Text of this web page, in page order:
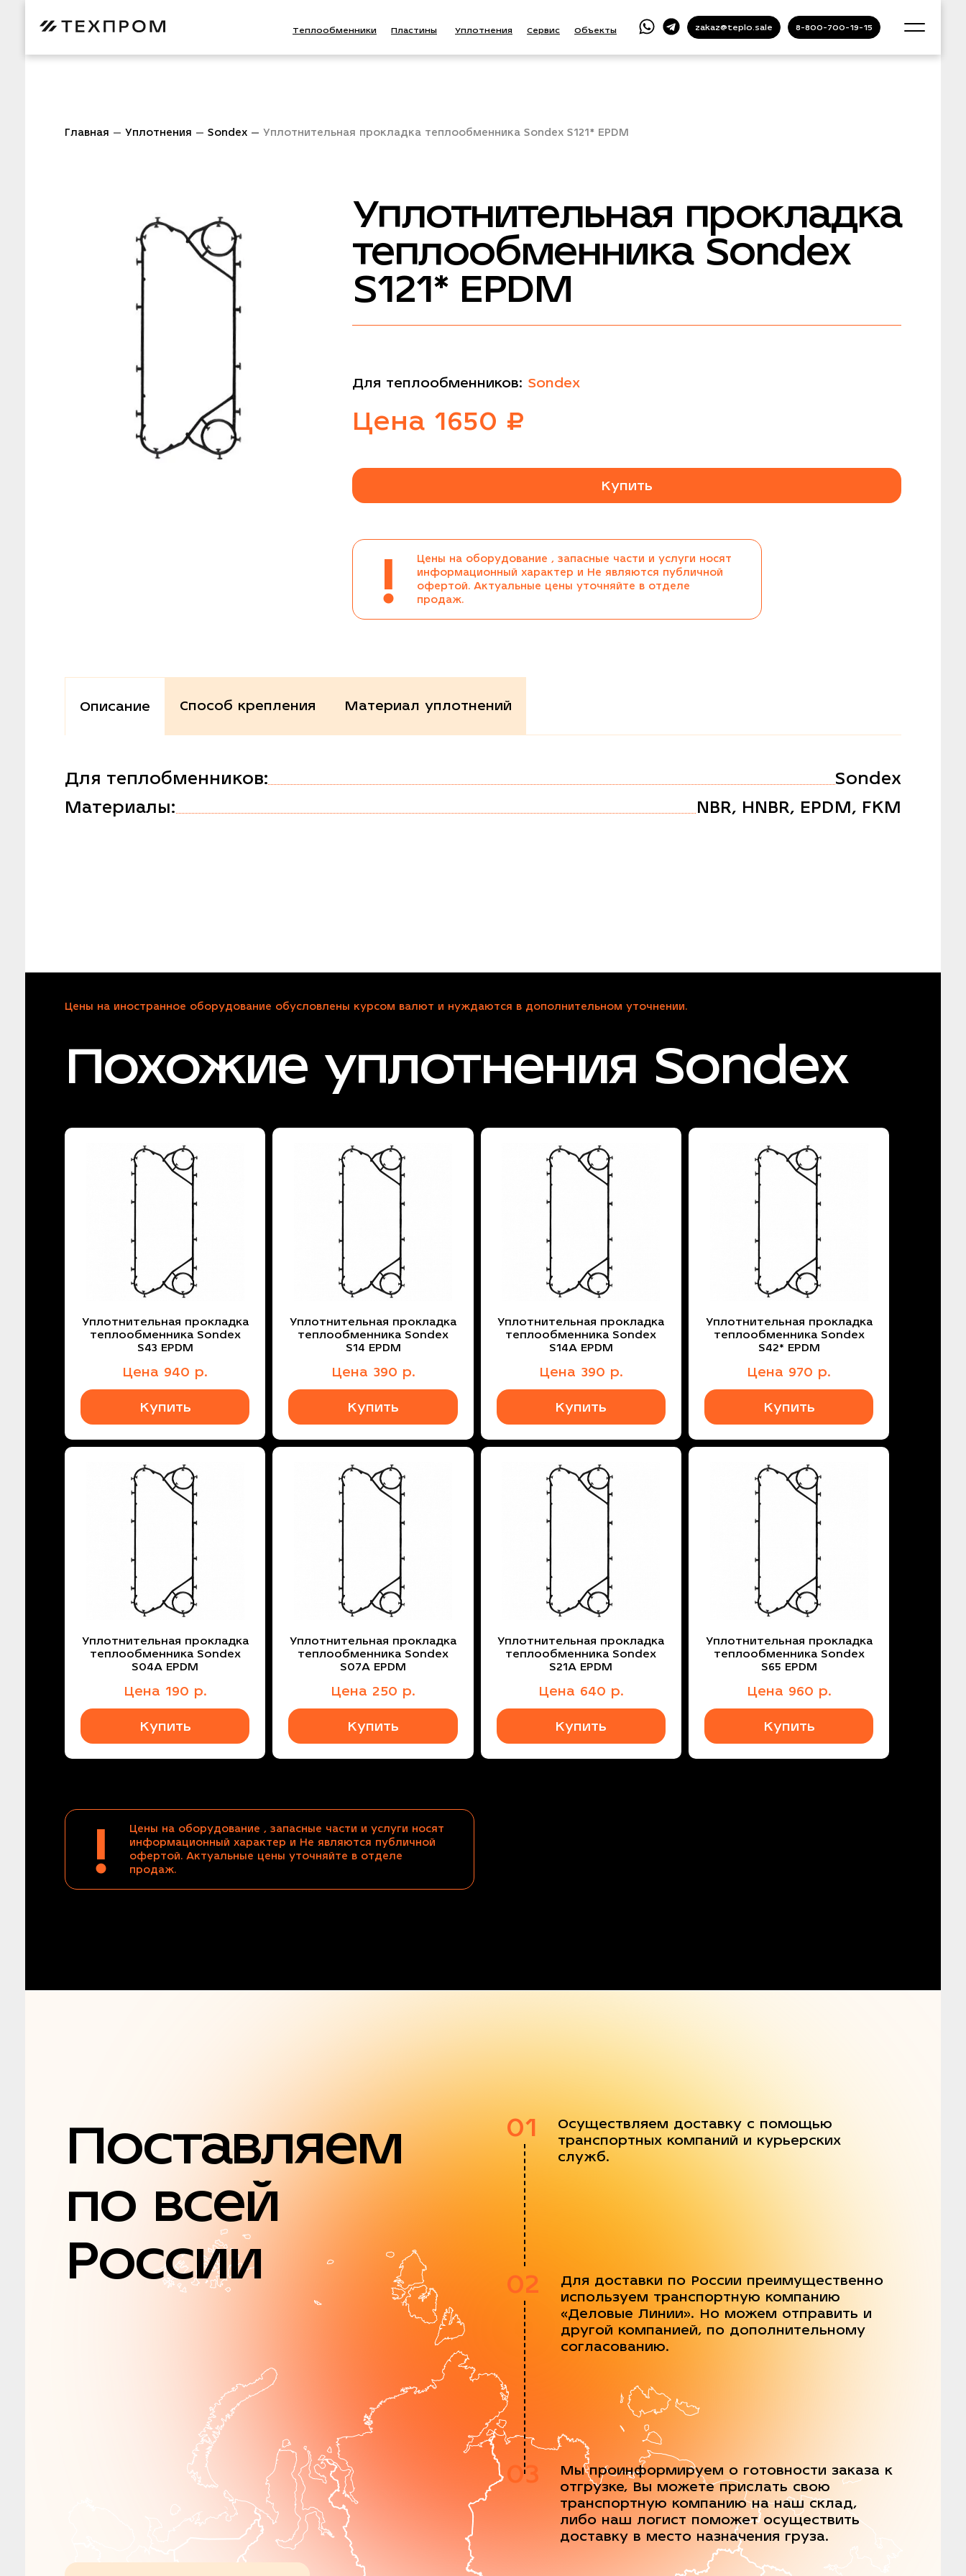
Теплообменники Пластины Уплотнения Сервис Объекты zakaz@teplo.sale 8-800-700-19-15
Главная Уплотнения Sondex Уплотнительная прокладка теплообменника Sondex S121* EPDM
Уплотнительная прокладка
теплообменника Sondex
S121* EPDM
Для теплообменников: Sondex
Цена 1650 ₽
Купить
!
Цены на оборудование , запасные части и услуги носят
информационный характер и Не являются публичной
офертой. Актуальные цены уточняйте в отделе
продаж.
Описание Способ крепления Материал уплотнений
Для теплобменников:
Sondex
Материалы:
NBR, HNBR, EPDM, FKM
Цены на иностранное оборудование обусловлены курсом валют и нуждаются в дополнительном уточнении.
Похожие уплотнения Sondex
Уплотнительная прокладка
теплообменника Sondex
S43 EPDM
Цена 940 р.
Купить
Уплотнительная прокладка
теплообменника Sondex
S14 EPDM
Цена 390 р.
Купить
Уплотнительная прокладка
теплообменника Sondex
S14A EPDM
Цена 390 р.
Купить
Уплотнительная прокладка
теплообменника Sondex
S42* EPDM
Цена 970 р.
Купить
Уплотнительная прокладка
теплообменника Sondex
S04A EPDM
Цена 190 р.
Купить
Уплотнительная прокладка
теплообменника Sondex
S07A EPDM
Цена 250 р.
Купить
Уплотнительная прокладка
теплообменника Sondex
S21A EPDM
Цена 640 р.
Купить
Уплотнительная прокладка
теплообменника Sondex
S65 EPDM
Цена 960 р.
Купить
!
Цены на оборудование , запасные части и услуги носят
информационный характер и Не являются публичной
офертой. Актуальные цены уточняйте в отделе
продаж.
Поставляем
по всей
России
01
Осуществляем доставку с помощью
транспортных компаний и курьерских
служб.
02
Для доставки по России преимущественно
используем транспортную компанию
«Деловые Линии». Но можем отправить и
другой компанией, по дополнительному
согласованию.
03
Мы проинформируем о готовности заказа к
отгрузке, Вы можете прислать свою
транспортную компанию на наш склад,
либо наш логист поможет осуществить
доставку в место назначения груза.